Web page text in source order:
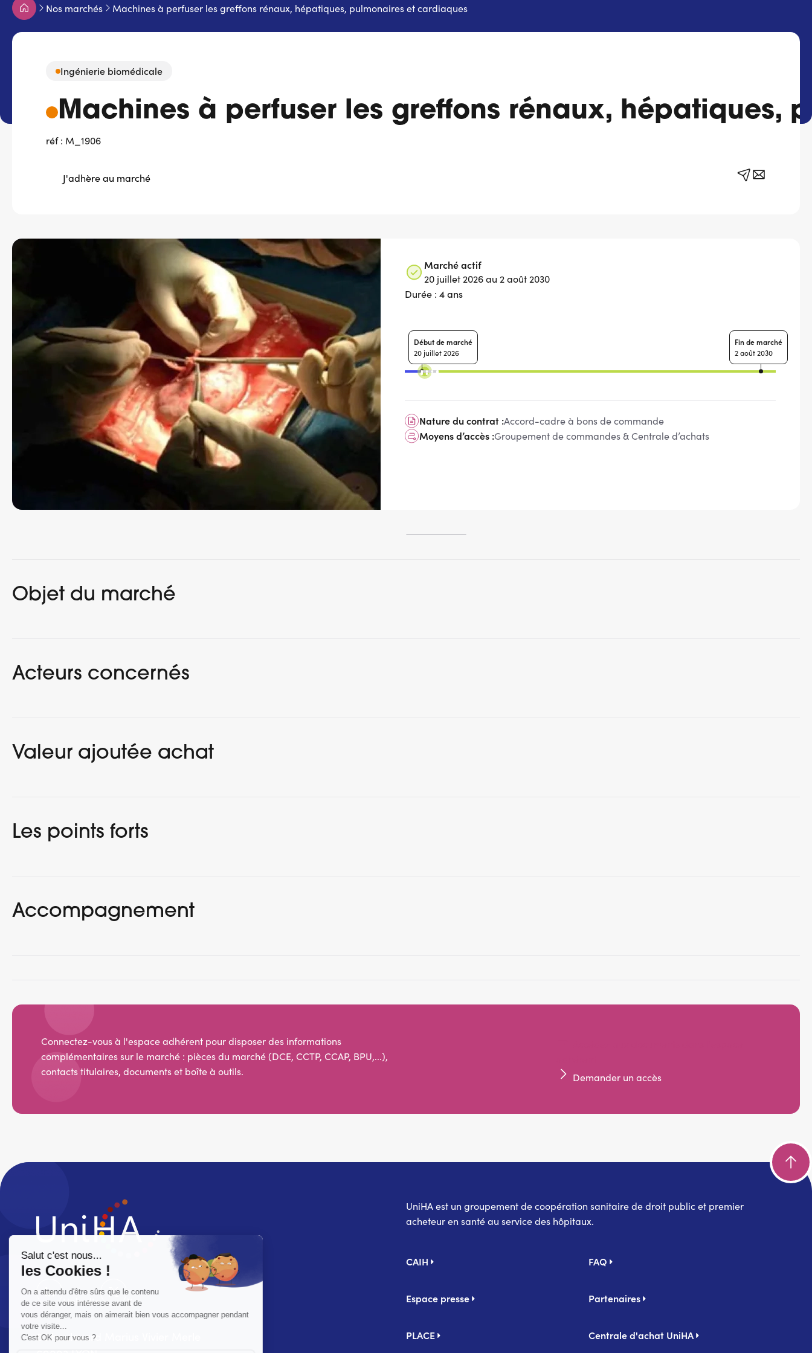
Fil
d'Ariane
Nos marchés Machines à perfuser les greffons rénaux, hépatiques, pulmonaires et cardiaques
Ingénierie biomédicale
Machines à perfuser les greffons rénaux, hépatiques,
réf : M_1906
J'adhère au marché
Marché actif
20 juillet 2026 au 2 août 2030
Durée : 4 ans
Début de marché
20 juillet 2026
Fin de marché
2 août 2030
Nature du contrat :Accord-cadre à bons de commande
Moyens d’accès :Groupement de commandes & Centrale d’achats
Objet du marché
Acteurs concernés
Valeur ajoutée achat
Les points forts
Accompagnement
Connectez-vous à l'espace adhérent pour disposer des informations
complémentaires sur le marché : pièces du marché (DCE, CCTP, CCAP, BPU,...),
contacts titulaires, documents et boîte à outils.
Demander un accès
LinkedIn X
83 boulevard Marius Vivier Merle
UniHA est un groupement de coopération sanitaire de droit public et premier
acheteur en santé au service des hôpitaux.
de
CAIH FAQ
Espace presse Partenaires
PLACE Centrale d'achat UniHA